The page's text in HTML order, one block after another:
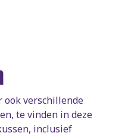
ook verschillende
te vinden in deze
inclusief